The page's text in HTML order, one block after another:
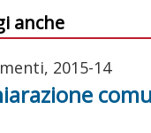
anche
2015-14